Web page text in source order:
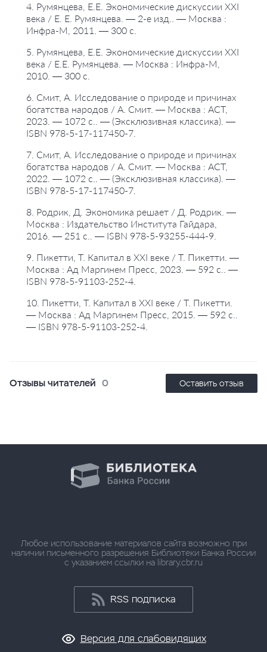
4. Румянцева, Е.Е. Экономические дискуссии XXI
века / Е. Е. Румянцева. — 2-е изд.. — Москва :
Инфра-М, 2011. — 300 с.
5. Румянцева, Е.Е. Экономические дискуссии XXI
века / Е.Е. Румянцева. — Москва : Инфра-М,
2010. — 300 с.
6. Смит, А. Исследование о природе и причинах
богатства народов / А. Смит. — Москва : АСТ,
2023. — 1072 с.. — (Эксклюзивная классика). —
ISBN 978-5-17-117450-7.
7. Смит, А. Исследование о природе и причинах
богатства народов / А. Смит. — Москва : АСТ,
2022. — 1072 с.. — (Эксклюзивная классика). —
ISBN 978-5-17-117450-7.
8. Родрик, Д. Экономика решает / Д. Родрик. —
Москва : Издательство Института Гайдара,
2016. — 251 с.. — ISBN 978-5-93255-444-9.
9. Пикетти, Т. Капитал в XXI веке / Т. Пикетти. —
Москва : Ад Маргинем Пресс, 2023. — 592 с.. —
ISBN 978-5-91103-252-4.
10. Пикетти, Т. Капитал в XXI веке / Т. Пикетти.
— Москва : Ад Маргинем Пресс, 2015. — 592 с..
— ISBN 978-5-91103-252-4.
Отзывы читателей 0 Оставить отзыв
Любое использование материалов сайта возможно при
наличии письменного разрешения Библиотеки Банка России
с указанием ссылки на library.cbr.ru
RSS подписка
Версия для слабовидящих